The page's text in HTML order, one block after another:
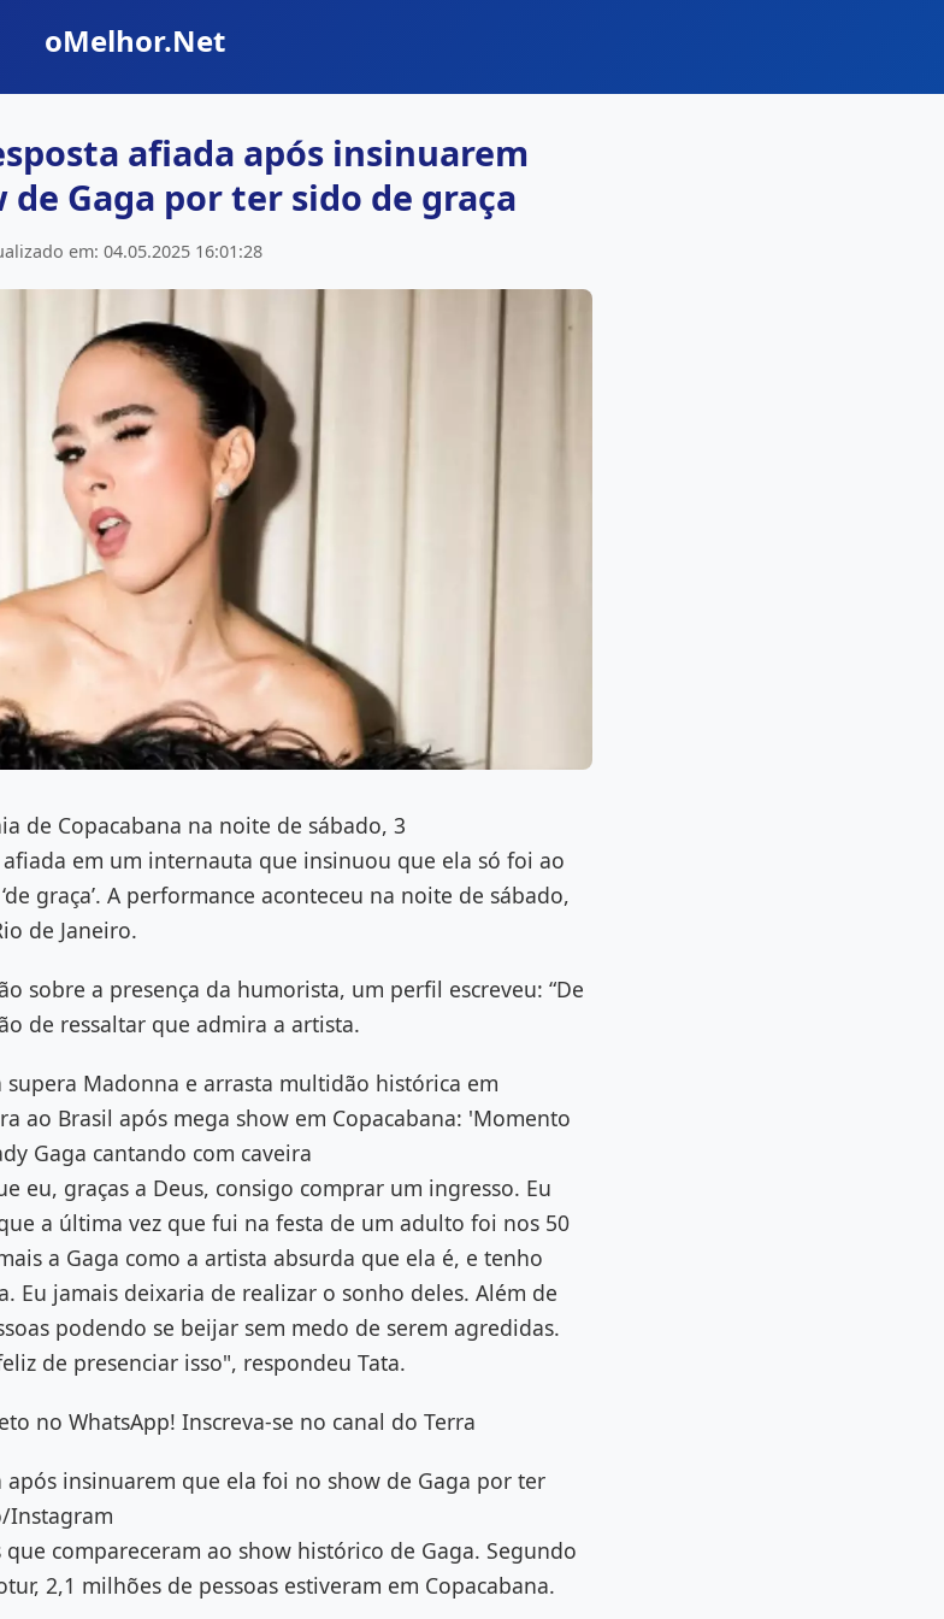
oMelhor.Net
afiada após insinuarem
Gaga por ter sido de graça
em: 04.05.2025 16:01:28
de Copacabana na noite de sábado, 3
em um internauta que insinuou que ela só foi ao
graça’. A performance aconteceu na noite de sábado,
de Janeiro.
sobre a presença da humorista, um perfil escreveu: “De
de ressaltar que admira a artista.
supera Madonna e arrasta multidão histórica em
ao Brasil após mega show em Copacabana: 'Momento
Gaga cantando com caveira
eu, graças a Deus, consigo comprar um ingresso. Eu
a última vez que fui na festa de um adulto foi nos 50
a Gaga como a artista absurda que ela é, e tenho
Eu jamais deixaria de realizar o sonho deles. Além de
podendo se beijar sem medo de serem agredidas.
de presenciar isso", respondeu Tata.
no WhatsApp! Inscreva-se no canal do Terra
após insinuarem que ela foi no show de Gaga por ter
Instagram
compareceram ao show histórico de Gaga. Segundo
2,1 milhões de pessoas estiveram em Copacabana.